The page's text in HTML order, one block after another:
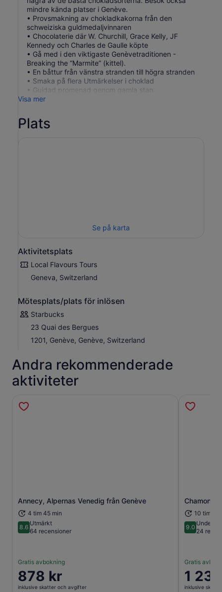
mindre kända platser i Genève.
• Provsmakning av chokladkakorna från den
schweiziska guldmedaljvinnaren
• Chocolaterie där W. Churchill, Grace Kelly, JF
Kennedy och Charles de Gaulle köpte
• Gå med i den viktigaste Genèvetraditionen -
Breaking the “Marmite” (kittel).
• En båttur från vänstra stranden till högra stranden
• Smaka på flera Utmärkelser i choklad
• Guidad promenad genom gamla stan
Visa mer
Plats
Se på karta
Aktivitetsplats
Local Flavours Tours
Geneva, Switzerland
Mötesplats/plats för inlösen
Starbucks
23 Quai des Bergues
1201, Genève, Genève, Switzerland
Andra rekommenderade
aktiviteter
Annecy, Alpernas Venedig från Genève
4 tim 45 min
8.68.6 av 10
Utmärkt
64 recensioner
Gratis avbokning
Priset
är
878 kr
inklusive skatter och avgifter
Öppnas i ny flik Chamonix
10 tim
9.09.0 av 10
24
Gratis
Priset
är
1
inklusive